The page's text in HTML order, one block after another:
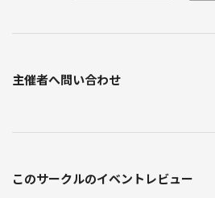
主催者へ問い合わせ
このサークルのイベントレビュー